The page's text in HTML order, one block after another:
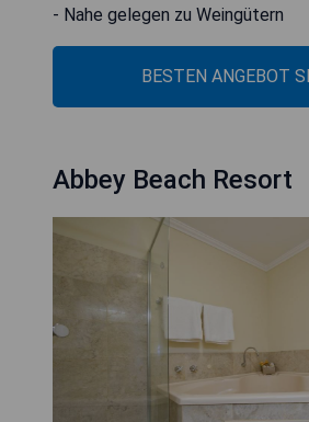
- Nahe gelegen zu Weingütern
BESTEN ANGEBOT
Abbey Beach Resort